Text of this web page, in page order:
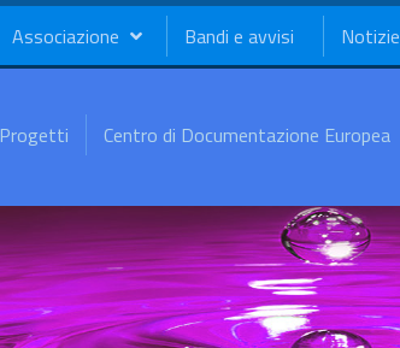
Associazione Bandi e avvisi Notizie
Progetti Centro di Documentazione Europea